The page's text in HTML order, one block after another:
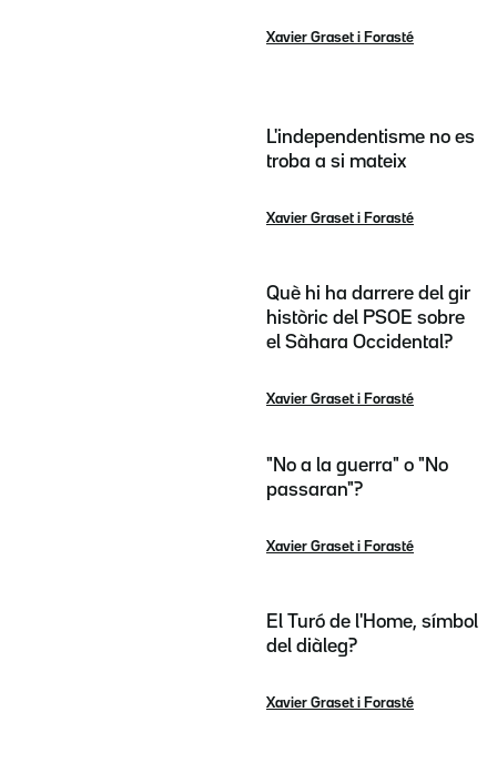
Xavier Graset i Forasté
L'independentisme no es
troba a si mateix
Xavier Graset i Forasté
Què hi ha darrere del gir
històric del PSOE sobre
el Sàhara Occidental?
Xavier Graset i Forasté
"No a la guerra" o "No
passaran"?
Xavier Graset i Forasté
El Turó de l'Home, símbol
del diàleg?
Xavier Graset i Forasté